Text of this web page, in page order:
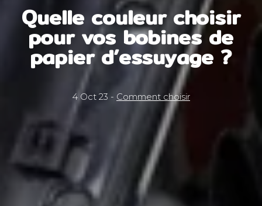
Quelle couleur choisir
pour vos bobines de
papier d’essuyage ?
4 Oct 23 - Comment choisir